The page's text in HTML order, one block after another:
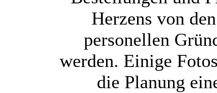
Herzens von
personellen
werden. Einige
die Planung